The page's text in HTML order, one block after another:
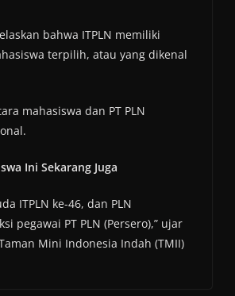
bahwa ITPLN memiliki
terpilih, atau yang dikenal
mahasiswa dan PT PLN
Ini Sekarang Juga
ITPLN ke-46, dan PLN
pegawai PT PLN (Persero),” ujar
Mini Indonesia Indah (TMII)